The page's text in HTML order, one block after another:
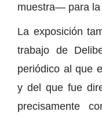
muestra— para la
La exposición
trabajo de
periódico al que
y del que fue
precisamente